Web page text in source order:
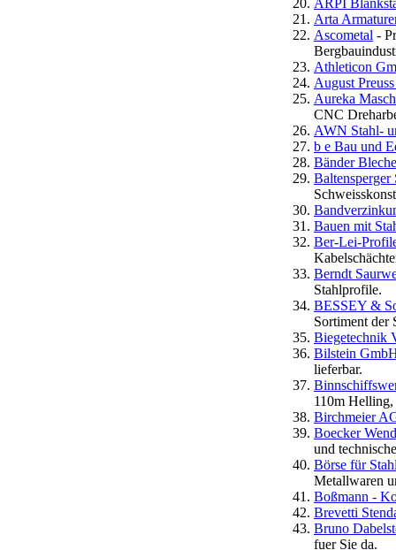
ARPI
Arta
Ascometal -
Athleticon
August
Aureka
CNC
AWN Stahl-
b e Bau und
Bänder
Baltensperger
Bauen mit
Ber-Lei-
Berndt
Stahlprofile.
BESSEY &
Sortiment der
Biegetechnik
Bilstein
lieferbar.
110m
Birchmeier
Boecker
und
Börse für
Metallwaren
Boßmann -
Brevetti
Bruno
fuer Sie da.